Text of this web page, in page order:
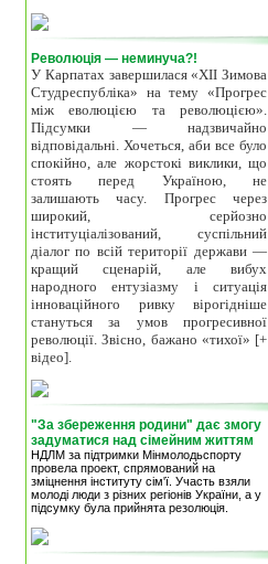
Революція — неминуча?!
У Карпатах завершилася «ХІІ Зимова
Студреспубліка» на тему «Прогрес
між еволюцією та революцією».
Підсумки — надзвичайно
відповідальні. Хочеться, аби все було
спокійно, але жорстокі виклики, що
стоять перед Україною, не
залишають часу. Прогрес через
широкий, серйозно
інституціалізований, суспільний
діалог по всій території держави —
кращий сценарій, але вибух
народного ентузіазму і ситуація
інноваційного ривку вірогідніше
стануться за умов прогресивної
революції. Звісно, бажано «тихої» [+
відео].
"За збереження родини" дає змогу
задуматися над сімейним життям
НДЛМ за підтримки Мінмолодьспорту
провела проект, спрямований на
зміцнення інституту сім'ї. Участь взяли
молоді люди з різних регіонів України, а у
підсумку була прийнята резолюція.